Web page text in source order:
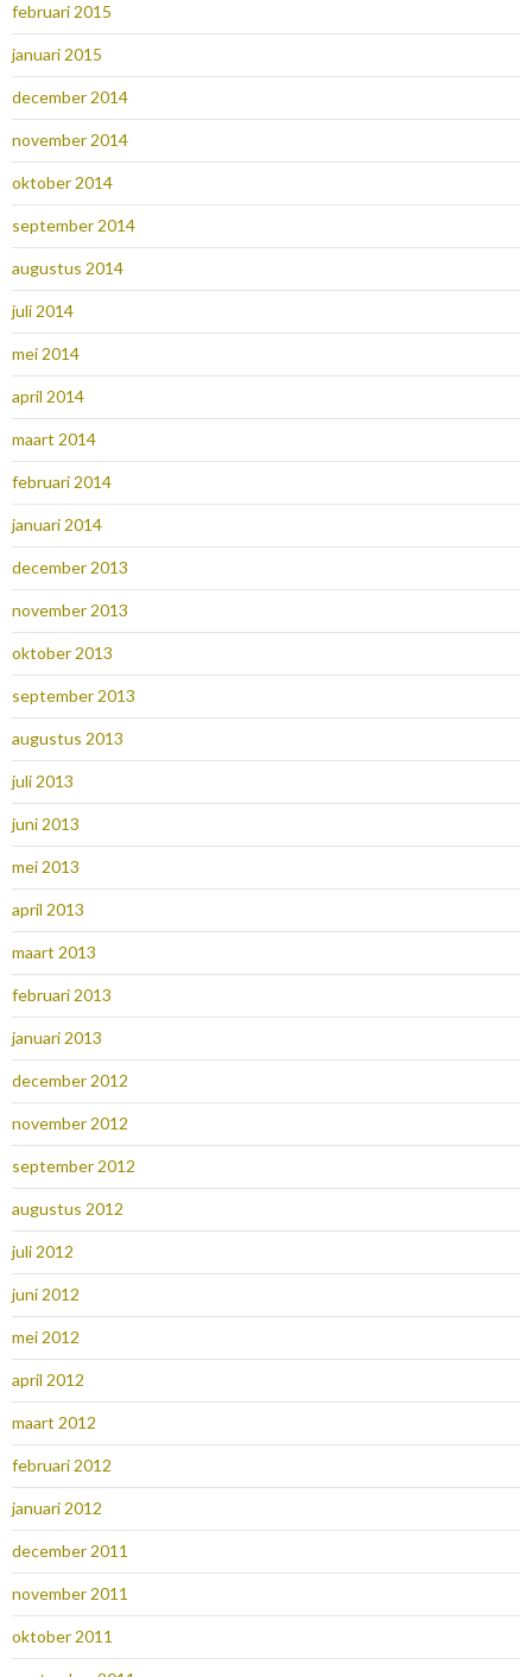
februari 2015
januari 2015
december 2014
november 2014
oktober 2014
september 2014
augustus 2014
juli 2014
mei 2014
april 2014
maart 2014
februari 2014
januari 2014
december 2013
november 2013
oktober 2013
september 2013
augustus 2013
juli 2013
juni 2013
mei 2013
april 2013
maart 2013
februari 2013
januari 2013
december 2012
november 2012
september 2012
augustus 2012
juli 2012
juni 2012
mei 2012
april 2012
maart 2012
februari 2012
januari 2012
december 2011
november 2011
oktober 2011